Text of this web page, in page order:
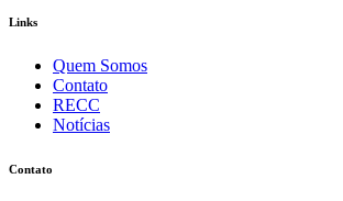
Links
Quem Somos
Contato
RECC
Notícias
Contato